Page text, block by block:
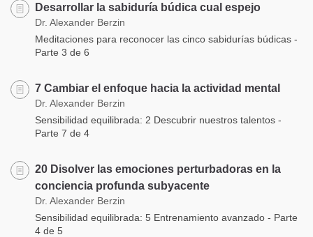
Desarrollar la sabiduría búdica cual espejo
Dr. Alexander Berzin
Meditaciones para reconocer las cinco sabidurías búdicas -
Parte 3 de 6
7 Cambiar el enfoque hacia la actividad mental
Dr. Alexander Berzin
Sensibilidad equilibrada: 2 Descubrir nuestros talentos -
Parte 7 de 4
20 Disolver las emociones perturbadoras en la
conciencia profunda subyacente
Dr. Alexander Berzin
Sensibilidad equilibrada: 5 Entrenamiento avanzado - Parte
4 de 5